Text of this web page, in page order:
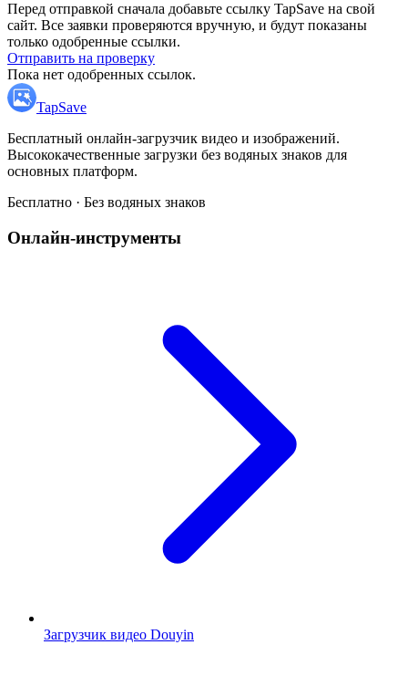
Перед отправкой сначала добавьте ссылку TapSave на свой
сайт. Все заявки проверяются вручную, и будут показаны
только одобренные ссылки.
Отправить на проверку
Пока нет одобренных ссылок.
TapSave
Бесплатный онлайн-загрузчик видео и изображений.
Высококачественные загрузки без водяных знаков для
основных платформ.
Бесплатно · Без водяных знаков
Онлайн-инструменты
Загрузчик видео Douyin